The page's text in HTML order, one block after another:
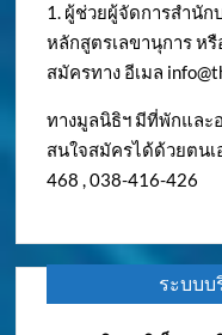
1. ผู้ช่วยผู้จัดการสำนั
หลักสูตรเลขานุการ หรื
สมัครทาง อีเมล
ทางมูลนิธิฯ มีที่พักและ
สนใจสมัครได้ด้วยตน
468 , 038-416-426
ระบบบ